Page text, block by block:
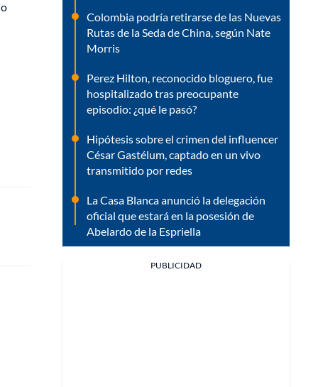
Colombia podría retirarse de las Nuevas
Rutas de la Seda de China, según Nate
Morris
Perez Hilton, reconocido bloguero, fue
hospitalizado tras preocupante
episodio: ¿qué le pasó?
Hipótesis sobre el crimen del influencer
César Gastélum, captado en un vivo
transmitido por redes
La Casa Blanca anunció la delegación
oficial que estará en la posesión de
Abelardo de la Espriella
PUBLICIDAD